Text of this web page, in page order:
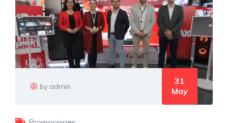
by admin
31
May